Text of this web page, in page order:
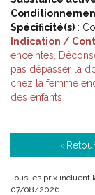
Spécificité(s) :
Indication /
enceintes,
pas dépasser la
chez la femme
des enfants
‹
Tous les prix incluent
07/08/2026.